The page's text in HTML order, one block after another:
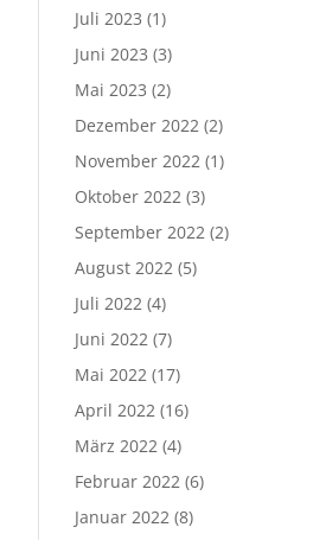
Juli 2023 (1)
Juni 2023 (3)
Mai 2023 (2)
Dezember 2022 (2)
November 2022 (1)
Oktober 2022 (3)
September 2022 (2)
August 2022 (5)
Juli 2022 (4)
Juni 2022 (7)
Mai 2022 (17)
April 2022 (16)
März 2022 (4)
Februar 2022 (6)
Januar 2022 (8)